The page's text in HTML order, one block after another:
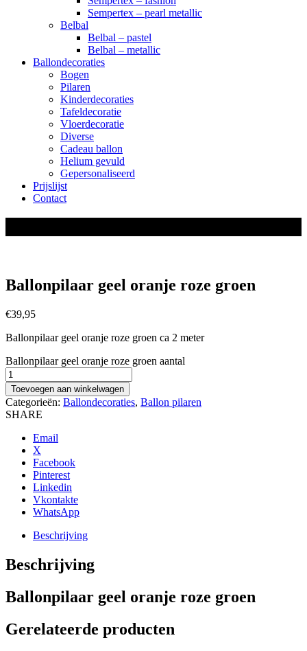
Sempertex – pearl metallic
Belbal
Belbal – pastel
Belbal – metallic
Ballondecoraties
Bogen
Pilaren
Kinderdecoraties
Tafeldecoratie
Vloerdecoratie
Diverse
Cadeau ballon
Helium gevuld
Gepersonaliseerd
Prijslijst
Contact
Ballonpilaar geel oranje roze groen
€39,95
Ballonpilaar geel oranje roze groen ca 2 meter
Ballonpilaar geel oranje roze groen aantal
Toevoegen aan winkelwagen
Categorieën: Ballondecoraties, Ballon pilaren
SHARE
Email
X
Facebook
Pinterest
Linkedin
Vkontakte
WhatsApp
Beschrijving
Beschrijving
Ballonpilaar geel oranje roze groen
Gerelateerde producten